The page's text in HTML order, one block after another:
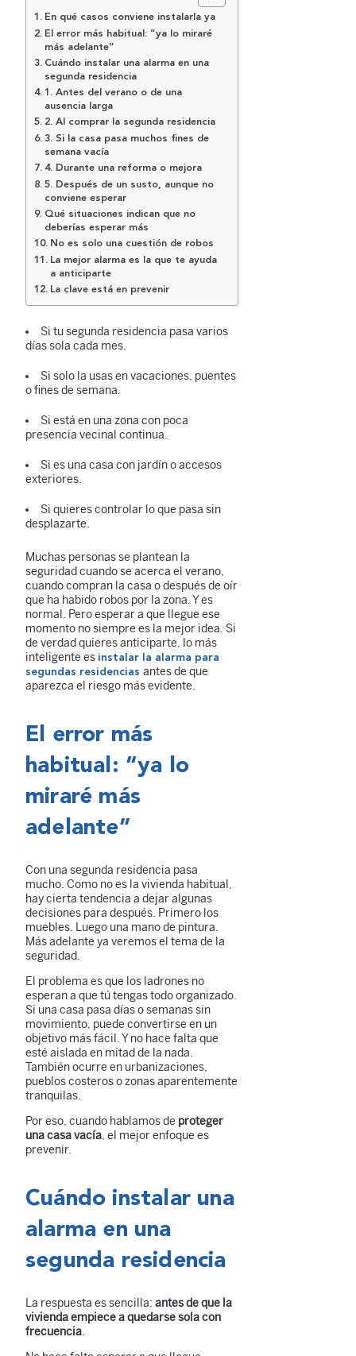
En qué casos conviene instalarla ya
El error más habitual: “ya lo miraré
más adelante”
Cuándo instalar una alarma en una
segunda residencia
1. Antes del verano o de una
ausencia larga
2. Al comprar la segunda residencia
3. Si la casa pasa muchos fines de
semana vacía
4. Durante una reforma o mejora
5. Después de un susto, aunque no
conviene esperar
Qué situaciones indican que no
deberías esperar más
No es solo una cuestión de robos
La mejor alarma es la que te ayuda
a anticiparte
La clave está en prevenir
Si tu segunda residencia pasa varios
días sola cada mes.
Si solo la usas en vacaciones, puentes
o fines de semana.
Si está en una zona con poca
presencia vecinal continua.
Si es una casa con jardín o accesos
exteriores.
Si quieres controlar lo que pasa sin
desplazarte.
Muchas personas se plantean la
seguridad cuando se acerca el verano,
cuando compran la casa o después de oír
que ha habido robos por la zona. Y es
normal. Pero esperar a que llegue ese
momento no siempre es la mejor idea. Si
de verdad quieres anticiparte, lo más
inteligente es instalar la alarma para
segundas residencias antes de que
aparezca el riesgo más evidente.
El error más
habitual: “ya lo
miraré más
adelante”
Con una segunda residencia pasa
mucho. Como no es la vivienda habitual,
hay cierta tendencia a dejar algunas
decisiones para después. Primero los
muebles. Luego una mano de pintura.
Más adelante ya veremos el tema de la
seguridad.
El problema es que los ladrones no
esperan a que tú tengas todo organizado.
Si una casa pasa días o semanas sin
movimiento, puede convertirse en un
objetivo más fácil. Y no hace falta que
esté aislada en mitad de la nada.
También ocurre en urbanizaciones,
pueblos costeros o zonas aparentemente
tranquilas.
Por eso, cuando hablamos de proteger
una casa vacía, el mejor enfoque es
prevenir.
Cuándo instalar una
alarma en una
segunda residencia
La respuesta es sencilla: antes de que la
vivienda empiece a quedarse sola con
frecuencia.